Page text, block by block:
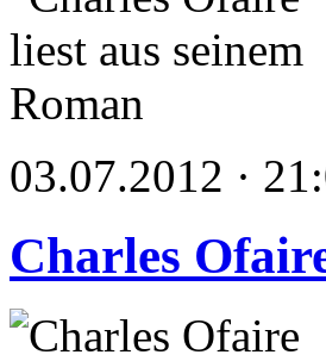
03.07.2012 ·
Charles